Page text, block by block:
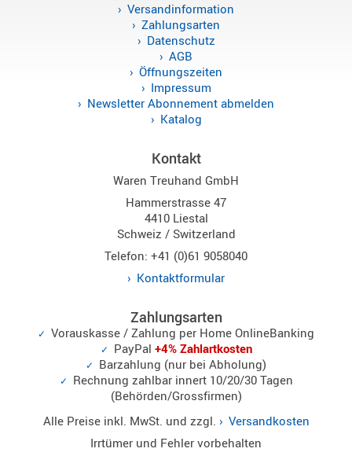
Versandinformation
Zahlungsarten
Datenschutz
AGB
Öffnungszeiten
Impressum
Newsletter Abonnement abmelden
Katalog
Kontakt
Waren Treuhand GmbH
Hammerstrasse 47
4410 Liestal
Schweiz / Switzerland
Telefon: +41 (0)61 9058040
Kontaktformular
Zahlungsarten
Vorauskasse / Zahlung per Home OnlineBanking
PayPal +4% Zahlartkosten
Barzahlung (nur bei Abholung)
Rechnung zahlbar innert 10/20/30 Tagen
(Behörden/Grossfirmen)
Alle Preise inkl. MwSt. und zzgl.
Versandkosten
Irrtümer und Fehler vorbehalten